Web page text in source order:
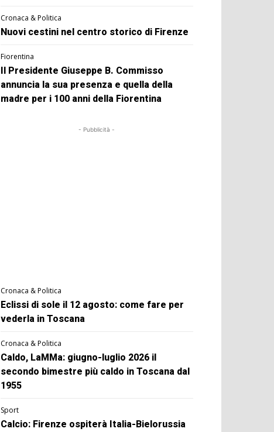
Cronaca & Politica
Nuovi cestini nel centro storico di Firenze
Fiorentina
Il Presidente Giuseppe B. Commisso
annuncia la sua presenza e quella della
madre per i 100 anni della Fiorentina
- Pubblicità -
Cronaca & Politica
Eclissi di sole il 12 agosto: come fare per
vederla in Toscana
Cronaca & Politica
Caldo, LaMMa: giugno-luglio 2026 il
secondo bimestre più caldo in Toscana dal
1955
Sport
Calcio: Firenze ospiterà Italia-Bielorussia